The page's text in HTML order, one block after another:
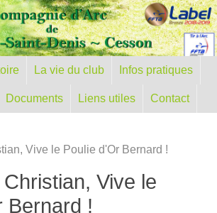
La vie du club Infos pratiques
Documents Liens utiles Contact
Vive le Poulie d'Or Bernard !
Vive le
Bernard !
des cookies